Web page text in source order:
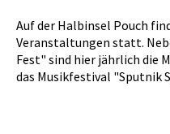
Auf der Halbinsel Pouch
Veranstaltungen statt.
Fest" sind hier jährlich die
das Musikfestival "Sputnik